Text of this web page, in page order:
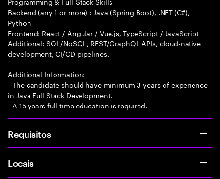
Backend (any 1 or more) : Java (Spring Boot), .NET (C#),
Python
Frontend: React / Angular / Vue.js, TypeScript / JavaScript
Additional: SQL/NoSQL, REST/GraphQL APIs, cloud-native
development, CI/CD pipelines.
Additional Information:
- The candidate should have minimum 3 years of experience
in Java Full Stack Development.
- A 15 years full time education is required.
Requisitos
Locais